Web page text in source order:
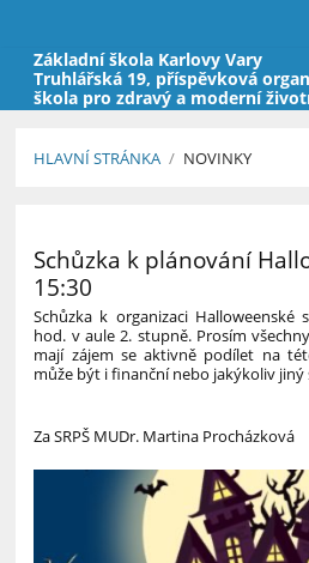
Základní škola Karlovy Vary
Truhlářská 19, příspěvková
škola pro zdravý a moderní
HLAVNÍ STRÁNKA / NOVINKY
Schůzka k plánování
15:30
Schůzka k organizaci Halloweenské
hod. v aule 2. stupně. Prosím
mají zájem se aktivně podílet na
může být i finanční nebo jakýkoliv
Za SRPŠ MUDr. Martina Procházková